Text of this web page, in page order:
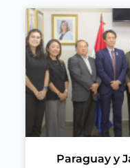
Paraguay y